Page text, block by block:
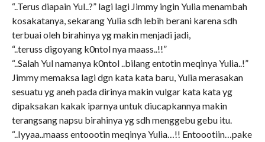
“..Terus diapain Yul..?” lagi lagi Jimmy ingin Yulia menambah
kosakatanya, sekarang Yulia sdh lebih berani karena sdh
terbuai oleh birahinya yg makin menjadi jadi,
“..teruss digoyang k0ntol nya maass..!!”
“..Salah Yul namanya k0ntol ..bilang entotin meqinya Yulia..!”
Jimmy memaksa lagi dgn kata kata baru, Yulia merasakan
sesuatu yg aneh pada dirinya makin vulgar kata kata yg
dipaksakan kakak iparnya untuk diucapkannya makin
terangsang napsu birahinya yg sdh menggebu gebu itu.
“..Iyyaa..maass entoootin meqinya Yulia…!! Entoootiin…pake